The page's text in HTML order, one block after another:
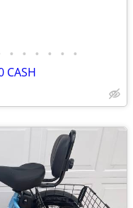
• • • • • •
CASH